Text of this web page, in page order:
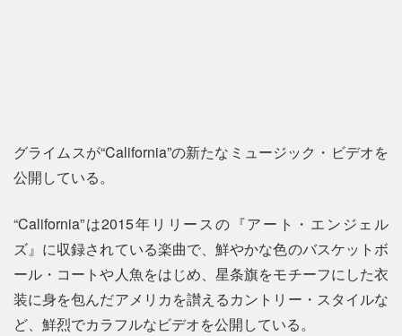
グライムスが“California”の新たなミュージック・ビデオを
公開している。
“California”は2015年リリースの『アート・エンジェル
ズ』に収録されている楽曲で、鮮やかな色のバスケットボ
ール・コートや人魚をはじめ、星条旗をモチーフにした衣
装に身を包んだアメリカを讃えるカントリー・スタイルな
ど、鮮烈でカラフルなビデオを公開している。